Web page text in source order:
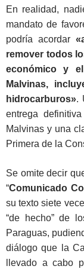
En realidad,
mandato de
podría acordar
remover todos
económico y
Malvinas,
hidrocarburos».
entrega
Malvinas y una
Primera de la
Se omite decir
“Comunicado
su texto siete
“de hecho” de
Paraguas,
diálogo que la
llevado a cabo